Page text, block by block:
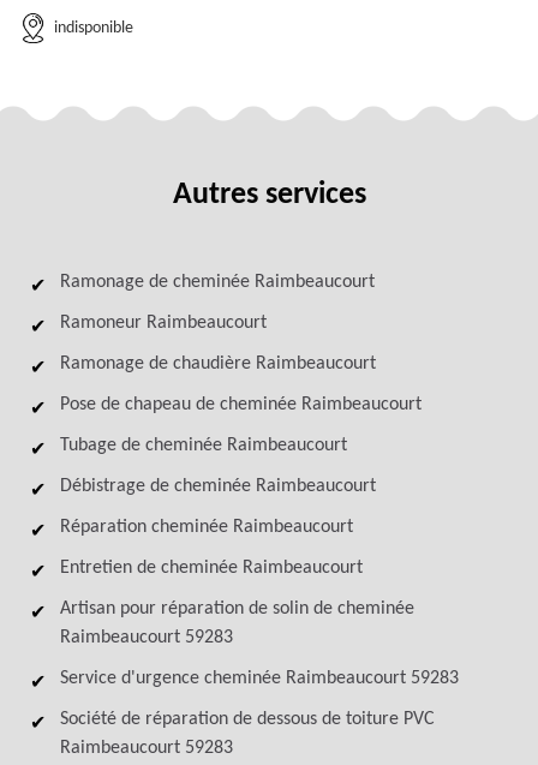
indisponible
Autres services
Ramonage de cheminée Raimbeaucourt
Ramoneur Raimbeaucourt
Ramonage de chaudière Raimbeaucourt
Pose de chapeau de cheminée Raimbeaucourt
Tubage de cheminée Raimbeaucourt
Débistrage de cheminée Raimbeaucourt
Réparation cheminée Raimbeaucourt
Entretien de cheminée Raimbeaucourt
Artisan pour réparation de solin de cheminée
Raimbeaucourt 59283
Service d'urgence cheminée Raimbeaucourt 59283
Société de réparation de dessous de toiture PVC
Raimbeaucourt 59283